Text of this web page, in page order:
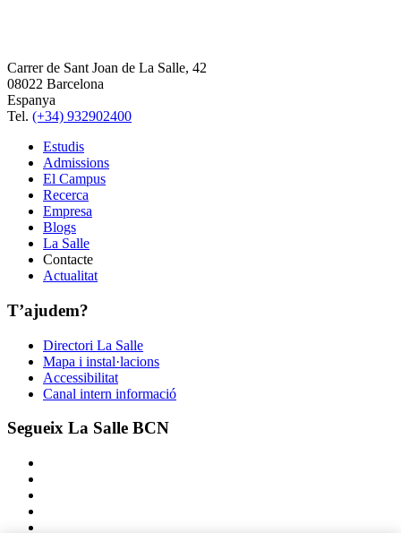
Carrer de Sant Joan de La Salle, 42
08022 Barcelona
Espanya
Tel. (+34) 932902400
Estudis
Admissions
El Campus
Recerca
Empresa
Blogs
La Salle
Contacte
Actualitat
T’ajudem?
Directori La Salle
Mapa i instal·lacions
Accessibilitat
Canal intern informació
Segueix La Salle BCN